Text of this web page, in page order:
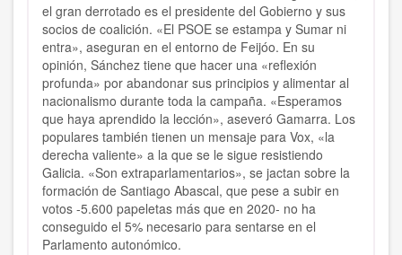
el gran derrotado es el presidente del Gobierno y sus
socios de coalición. «El PSOE se estampa y Sumar ni
entra», aseguran en el entorno de Feijóo. En su
opinión, Sánchez tiene que hacer una «reflexión
profunda» por abandonar sus principios y alimentar al
nacionalismo durante toda la campaña. «Esperamos
que haya aprendido la lección», aseveró Gamarra. Los
populares también tienen un mensaje para Vox, «la
derecha valiente» a la que se le sigue resistiendo
Galicia. «Son extraparlamentarios», se jactan sobre la
formación de Santiago Abascal, que pese a subir en
votos -5.600 papeletas más que en 2020- no ha
conseguido el 5% necesario para sentarse en el
Parlamento autonómico.